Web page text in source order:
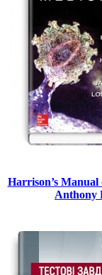
Harrison’s
Anthony